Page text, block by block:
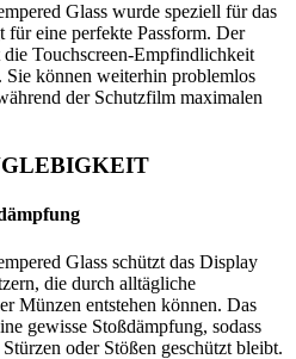
Glass wurde speziell für das
eine perfekte Passform. Der
Touchscreen-Empfindlichkeit
können weiterhin problemlos
der Schutzfilm maximalen
Glass schützt das Display
die durch alltägliche
Münzen entstehen können. Das
gewisse Stoßdämpfung, sodass
oder Stößen geschützt bleibt.